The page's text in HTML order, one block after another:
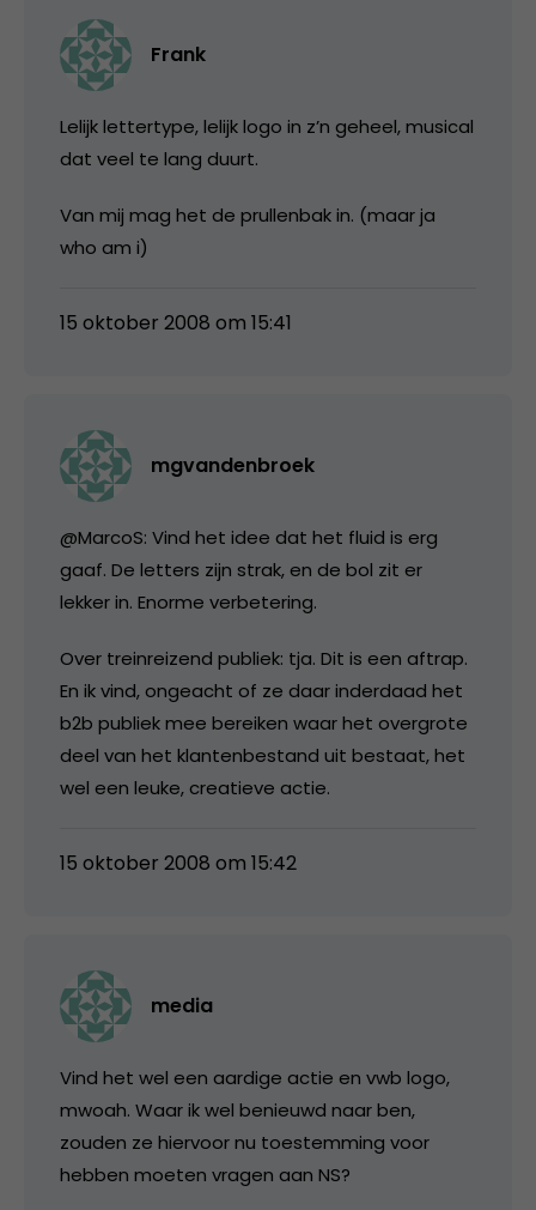
Frank
Lelijk lettertype, lelijk logo in z’n geheel, musical
dat veel te lang duurt.
Van mij mag het de prullenbak in. (maar ja
who am i)
15 oktober 2008 om 15:41
mgvandenbroek
@MarcoS: Vind het idee dat het fluid is erg
gaaf. De letters zijn strak, en de bol zit er
lekker in. Enorme verbetering.
Over treinreizend publiek: tja. Dit is een aftrap.
En ik vind, ongeacht of ze daar inderdaad het
b2b publiek mee bereiken waar het overgrote
deel van het klantenbestand uit bestaat, het
wel een leuke, creatieve actie.
15 oktober 2008 om 15:42
media
Vind het wel een aardige actie en vwb logo,
mwoah. Waar ik wel benieuwd naar ben,
zouden ze hiervoor nu toestemming voor
hebben moeten vragen aan NS?